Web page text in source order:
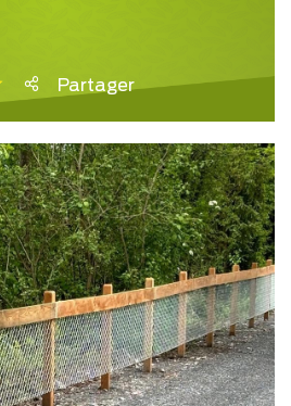
Partager